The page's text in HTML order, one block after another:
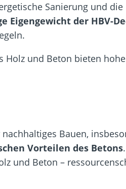
Sanierung und
Eigengewicht der HBV-
und Beton bieten
Bauen,
Vorteilen des Betons
und Beton –